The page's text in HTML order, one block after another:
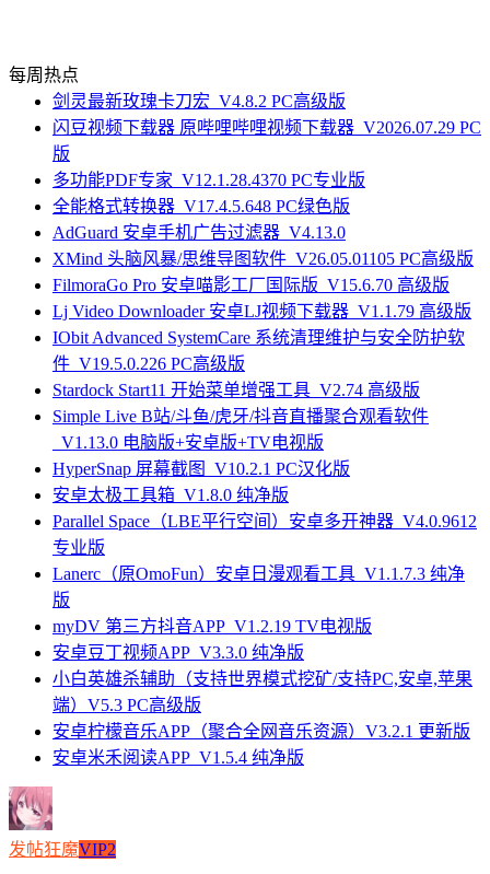
每周热点
剑灵最新玫瑰卡刀宏_V4.8.2 PC高级版
闪豆视频下载器 原哔哩哔哩视频下载器_V2026.07.29 PC
版
多功能PDF专家_V12.1.28.4370 PC专业版
全能格式转换器_V17.4.5.648 PC绿色版
AdGuard 安卓手机广告过滤器_V4.13.0
XMind 头脑风暴/思维导图软件_V26.05.01105 PC高级版
FilmoraGo Pro 安卓喵影工厂国际版_V15.6.70 高级版
Lj Video Downloader 安卓LJ视频下载器_V1.1.79 高级版
IObit Advanced SystemCare 系统清理维护与安全防护软
件_V19.5.0.226 PC高级版
Stardock Start11 开始菜单增强工具_V2.74 高级版
Simple Live B站/斗鱼/虎牙/抖音直播聚合观看软件
_V1.13.0 电脑版+安卓版+TV电视版
HyperSnap 屏幕截图_V10.2.1 PC汉化版
安卓太极工具箱_V1.8.0 纯净版
Parallel Space（LBE平行空间）安卓多开神器_V4.0.9612
专业版
Lanerc（原OmoFun）安卓日漫观看工具_V1.1.7.3 纯净
版
myDV 第三方抖音APP_V1.2.19 TV电视版
安卓豆丁视频APP_V3.3.0 纯净版
小白英雄杀辅助（支持世界模式挖矿/支持PC,安卓,苹果
端）V5.3 PC高级版
安卓柠檬音乐APP（聚合全网音乐资源）V3.2.1 更新版
安卓米禾阅读APP_V1.5.4 纯净版
发帖狂魔VIP2